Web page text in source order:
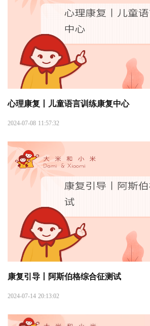
心理康复丨儿童语言训练康复中心
2024-07-08 11:57:32
康复引导丨阿斯伯格综合征测试
2024-07-14 20:13:02